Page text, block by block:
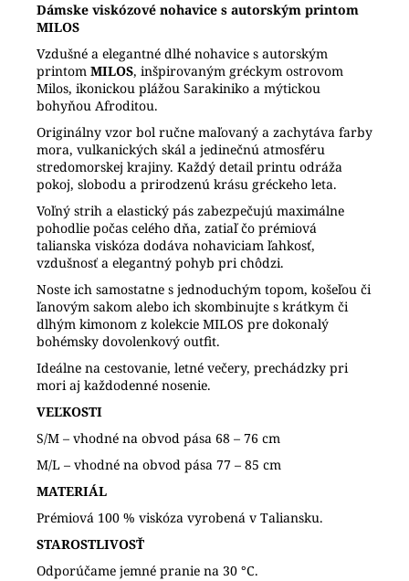
Dámske viskózové nohavice s autorským printom
MILOS
Vzdušné a elegantné dlhé nohavice s autorským
printom MILOS, inšpirovaným gréckym ostrovom
Milos, ikonickou plážou Sarakiniko a mýtickou
bohyňou Afroditou.
Originálny vzor bol ručne maľovaný a zachytáva farby
mora, vulkanických skál a jedinečnú atmosféru
stredomorskej krajiny. Každý detail printu odráža
pokoj, slobodu a prirodzenú krásu gréckeho leta.
Voľný strih a elastický pás zabezpečujú maximálne
pohodlie počas celého dňa, zatiaľ čo prémiová
talianska viskóza dodáva nohaviciam ľahkosť,
vzdušnosť a elegantný pohyb pri chôdzi.
Noste ich samostatne s jednoduchým topom, košeľou či
ľanovým sakom alebo ich skombinujte s krátkym či
dlhým kimonom z kolekcie MILOS pre dokonalý
bohémsky dovolenkový outfit.
Ideálne na cestovanie, letné večery, prechádzky pri
mori aj každodenné nosenie.
VEĽKOSTI
S/M – vhodné na obvod pása 68 – 76 cm
M/L – vhodné na obvod pása 77 – 85 cm
MATERIÁL
Prémiová 100 % viskóza vyrobená v Taliansku.
STAROSTLIVOSŤ
Odporúčame jemné pranie na 30 °C.